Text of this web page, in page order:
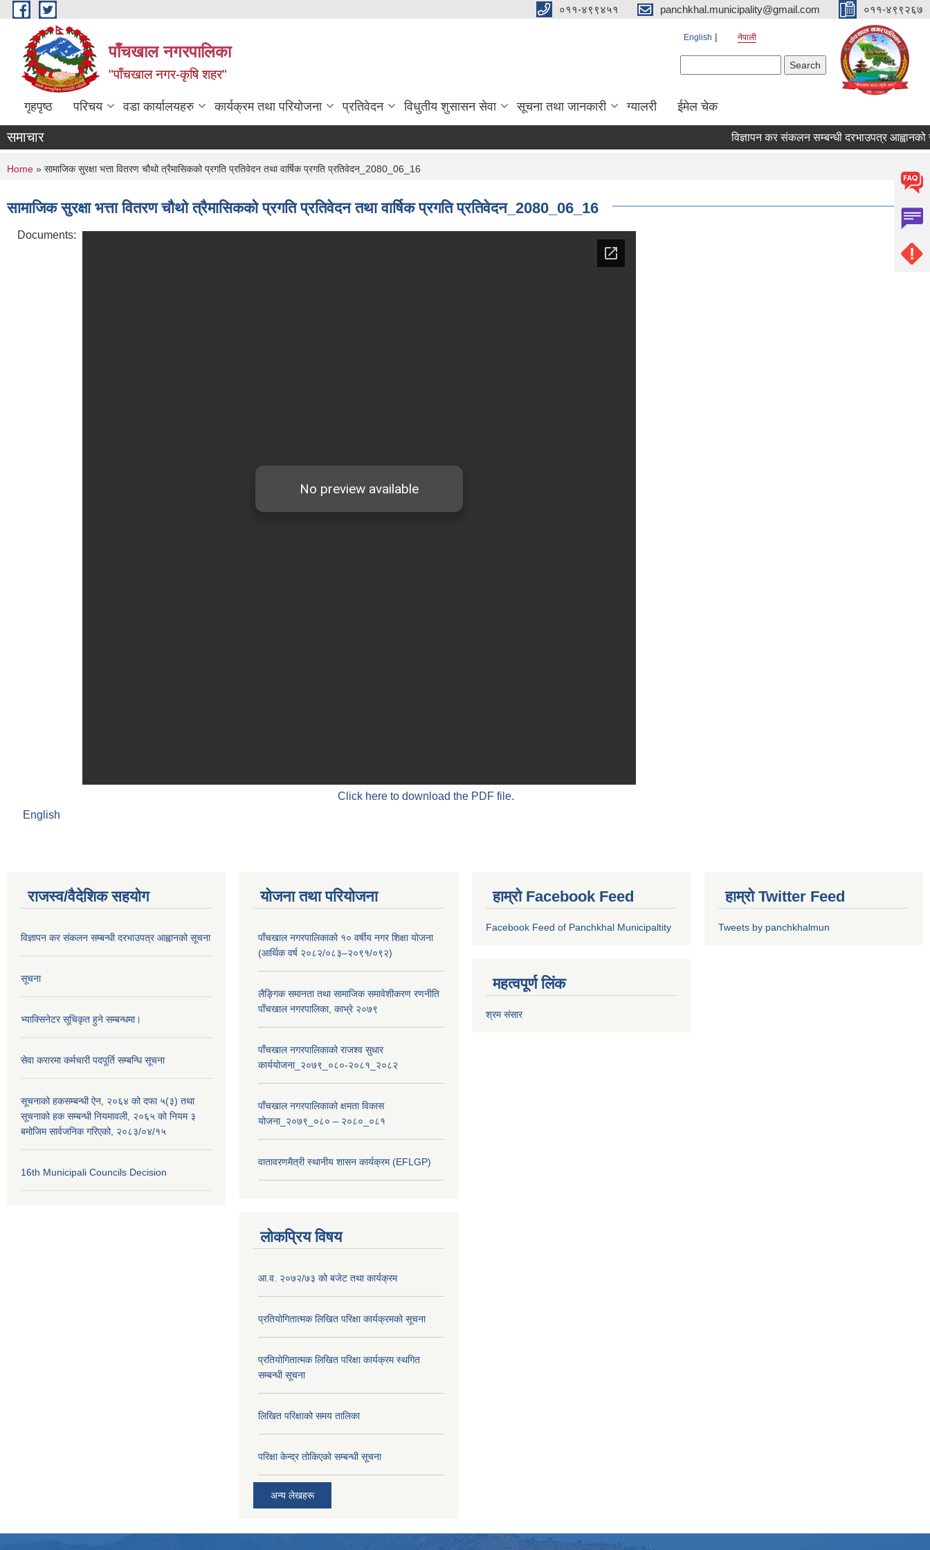
Skip to main content ०११-४९९४५१ panchkhal.municipality@gmail.com ०११-४९९२६७
पाँचखाल नगरपालिका
"पाँचखाल नगर-कृषि शहर"
English नेपाली
गृहपृष्ठ परिचय वडा कार्यालयहरु कार्यक्रम तथा परियोजना प्रतिवेदन विधुतीय शुसासन सेवा सूचना तथा जानकारी ग्यालरी ईमेल चेक
समाचार विज्ञापन कर संकलन सम्बन्धी दरभाउपत्र आह्वानको सूचना
You are here
Home » सामाजिक सुरक्षा भत्ता वितरण चौथो त्रैमासिकको प्रगति प्रतिवेदन तथा वार्षिक प्रगति प्रतिवेदन_2080_06_16
सामाजिक सुरक्षा भत्ता वितरण चौथो त्रैमासिकको प्रगति प्रतिवेदन तथा वार्षिक प्रगति प्रतिवेदन_2080_06_16
Documents:
Click here to download the PDF file.
English
राजस्व/वैदेशिक सहयोग
विज्ञापन कर संकलन सम्बन्धी दरभाउपत्र आह्वानको सूचना
सूचना
भ्याक्सिनेटर सूचिकृत हुने सम्बन्धमा।
सेवा करारमा कर्मचारी पदपूर्ति सम्बन्धि सूचना
सूचनाको हकसम्बन्धी ऐन, २०६४ को दफा ५(३) तथा
सूचनाको हक सम्बन्धी नियमावली, २०६५ को नियम ३
बमोजिम सार्वजनिक गरिएको, २०८३/०४/१५
16th Municipali Councils Decision
योजना तथा परियोजना
पाँचखाल नगरपालिकाको १० वर्षीय नगर शिक्षा योजना
(आर्थिक वर्ष २०८२/०८३–२०९१/०९२)
लैङ्गिक समानता तथा सामाजिक समावेशीकरण रणनीति
पाँचखाल नगरपालिका, काभ्रे २०७९
पाँचखाल नगरपालिकाको राजश्व सुधार
कार्ययोजना_२०७९_०८०-२०८१_२०८२
पाँचखाल नगरपालिकाको क्षमता विकास
योजना_२०७९_०८० – २०८०_०८१
वातावरणमैत्री स्थानीय शासन कार्यक्रम (EFLGP)
लोकप्रिय विषय
आ.व. २०७२/७३ को बजेट तथा कार्यक्रम
प्रतियोगितात्मक लिखित परिक्षा कार्यक्रमको सूचना
प्रतियोगितात्मक लिखित परिक्षा कार्यक्रम स्थगित
सम्बन्धी सूचना
लिखित परिक्षाको समय तालिका
परिक्षा केन्द्र तोकिएको सम्बन्धी सूचना
अन्य लेखहरू
हाम्रो Facebook Feed
Facebook Feed of Panchkhal Municipaltity
महत्वपूर्ण लिंक
श्रम संसार
हाम्रो Twitter Feed
Tweets by panchkhalmun